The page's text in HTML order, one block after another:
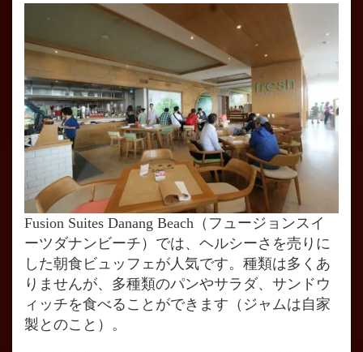
Fusion Suites Danang Beach（フュージョンスイ
ーツダナンビーチ）では、ヘルシーさを売りに
した朝食ビュッフェが人気です。種類は多くあ
りませんが、多種類のパンやサラダ、サンドウ
ィッチを食べることができます（ジャムは自家
製とのこと）。